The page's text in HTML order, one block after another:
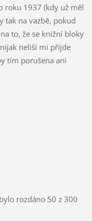
roku 1937 (kdy už měl
tak na vazbě, pokud
to, že se knižní bloky
neliší mi přijde
tím porušena ani
rozdáno 50 z 300